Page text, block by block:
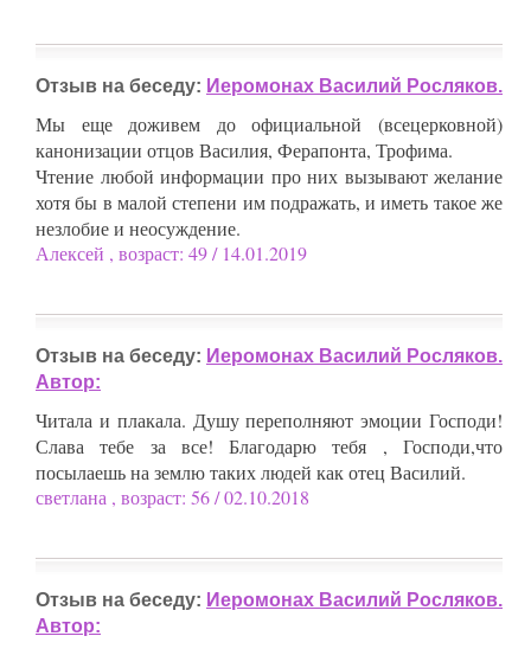
Отзыв на беседу: Иеромонах Василий Росляков.
Мы еще доживем до официальной (всецерковной)
канонизации отцов Василия, Ферапонта, Трофима.
Чтение любой информации про них вызывают желание
хотя бы в малой степени им подражать, и иметь такое же
незлобие и неосуждение.
Алексей , возраст: 49 / 14.01.2019
Отзыв на беседу: Иеромонах Василий Росляков.
Автор:
Читала и плакала. Душу переполняют эмоции Господи!
Слава тебе за все! Благодарю тебя , Господи,что
посылаешь на землю таких людей как отец Василий.
светлана , возраст: 56 / 02.10.2018
Отзыв на беседу: Иеромонах Василий Росляков.
Автор: